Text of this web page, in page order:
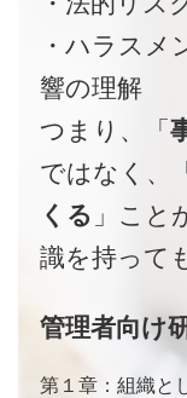
・ハラスメ
響の理解
つまり、「
ではなく、「
くる 」こと
識を持って
管理者向け
第１章：組織と